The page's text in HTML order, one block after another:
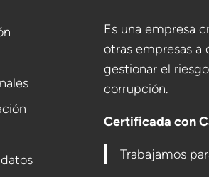
Es una empresa
otras empresas a
gestionar el
corrupción.
Certificada con
Trabajamos